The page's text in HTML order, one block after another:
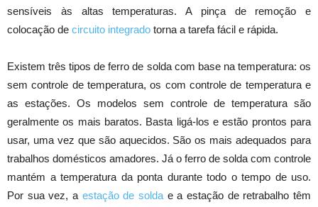
sensíveis às altas temperaturas. A pinça de remoção e
colocação de circuito integrado torna a tarefa fácil e rápida.
Existem três tipos de ferro de solda com base na temperatura: os
sem controle de temperatura, os com controle de temperatura e
as estações. Os modelos sem controle de temperatura são
geralmente os mais baratos. Basta ligá-los e estão prontos para
usar, uma vez que são aquecidos. São os mais adequados para
trabalhos domésticos amadores. Já o ferro de solda com controle
mantém a temperatura da ponta durante todo o tempo de uso.
Por sua vez, a estação de solda e a estação de retrabalho têm